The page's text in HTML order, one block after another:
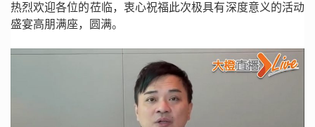
热烈欢迎各位的莅临，衷心祝福此次极具有深度意义的活动
盛宴高朋满座，圆满。